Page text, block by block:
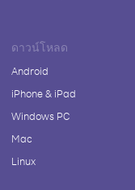
ดาวน์โหลด
Android
iPhone & iPad
Windows PC
Mac
Linux